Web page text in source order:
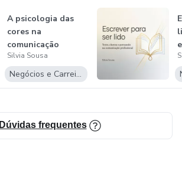
A psicologia das
cores na
comunicação
estratégica
Silvia Sousa
Negócios e Carreira
Dúvidas frequentes